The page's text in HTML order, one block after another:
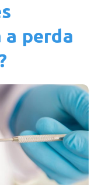
perda